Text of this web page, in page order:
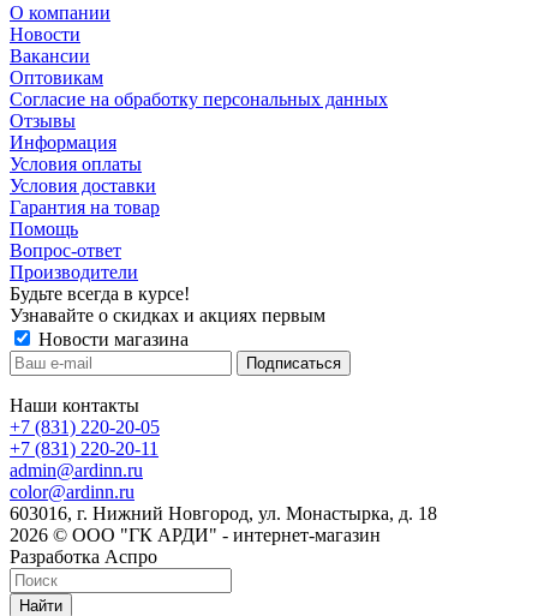
О компании
Новости
Вакансии
Оптовикам
Cогласие на обработку персональных данных
Отзывы
Информация
Условия оплаты
Условия доставки
Гарантия на товар
Помощь
Вопрос-ответ
Производители
Будьте всегда в курсе!
Узнавайте о скидках и акциях первым
Новости магазина
Наши контакты
+7 (831) 220-20-05
+7 (831) 220-20-11
admin@ardinn.ru
color@ardinn.ru
603016, г. Нижний Новгород, ул. Монастырка, д. 18
2026 © ООО "ГК АРДИ" - интернет-магазин
Разработка Аспро
Найти